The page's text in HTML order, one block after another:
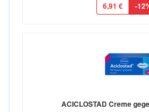
6,91 € -
ACICLOSTAD Creme